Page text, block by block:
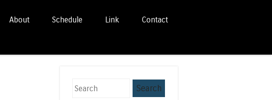
About Schedule Link Contact
Search